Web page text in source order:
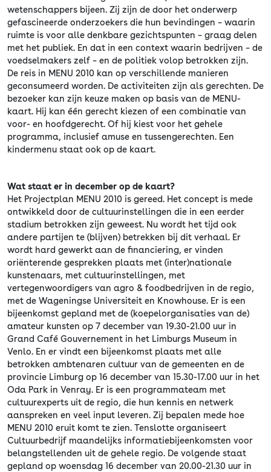
wetenschappers bijeen. Zij zijn de door het onderwerp
gefascineerde onderzoekers die hun bevindingen – waarin
ruimte is voor alle denkbare gezichtspunten – graag delen
met het publiek. En dat in een context waarin bedrijven – de
voedselmakers zelf – en de politiek volop betrokken zijn.
De reis in MENU 2010 kan op verschillende manieren
geconsumeerd worden. De activiteiten zijn als gerechten. De
bezoeker kan zijn keuze maken op basis van de MENU-
kaart. Hij kan één gerecht kiezen of een combinatie van
voor- en hoofdgerecht. Of hij kiest voor het gehele
programma, inclusief amuse en tussengerechten. Een
kindermenu staat ook op de kaart.
Wat staat er in december op de kaart?
Het Projectplan MENU 2010 is gereed. Het concept is mede
ontwikkeld door de cultuurinstellingen die in een eerder
stadium betrokken zijn geweest. Nu wordt het tijd ook
andere partijen te (blijven) betrekken bij dit verhaal. Er
wordt hard gewerkt aan de financiering, er vinden
oriënterende gesprekken plaats met (inter)nationale
kunstenaars, met cultuurinstellingen, met
vertegenwoordigers van agro & foodbedrijven in de regio,
met de Wageningse Universiteit en Knowhouse. Er is een
bijeenkomst gepland met de (koepelorganisaties van de)
amateur kunsten op 7 december van 19.30-21.00 uur in
Grand Café Gouvernement in het Limburgs Museum in
Venlo. En er vindt een bijeenkomst plaats met alle
betrokken ambtenaren cultuur van de gemeenten en de
provincie Limburg op 16 december van 15.30-17.00 uur in het
Oda Park in Venray. Er is een programmateam met
cultuurexperts uit de regio, die hun kennis en netwerk
aanspreken en veel input leveren. Zij bepalen mede hoe
MENU 2010 eruit komt te zien. Tenslotte organiseert
Cultuurbedrijf maandelijks informatiebijeenkomsten voor
belangstellenden uit de gehele regio. De volgende staat
gepland op woensdag 16 december van 20.00-21.30 uur in